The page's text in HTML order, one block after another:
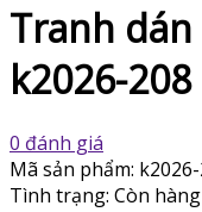
Tranh
k2026-208
0 đánh giá
Mã sản phẩm:
Tình trạng: Còn hàng